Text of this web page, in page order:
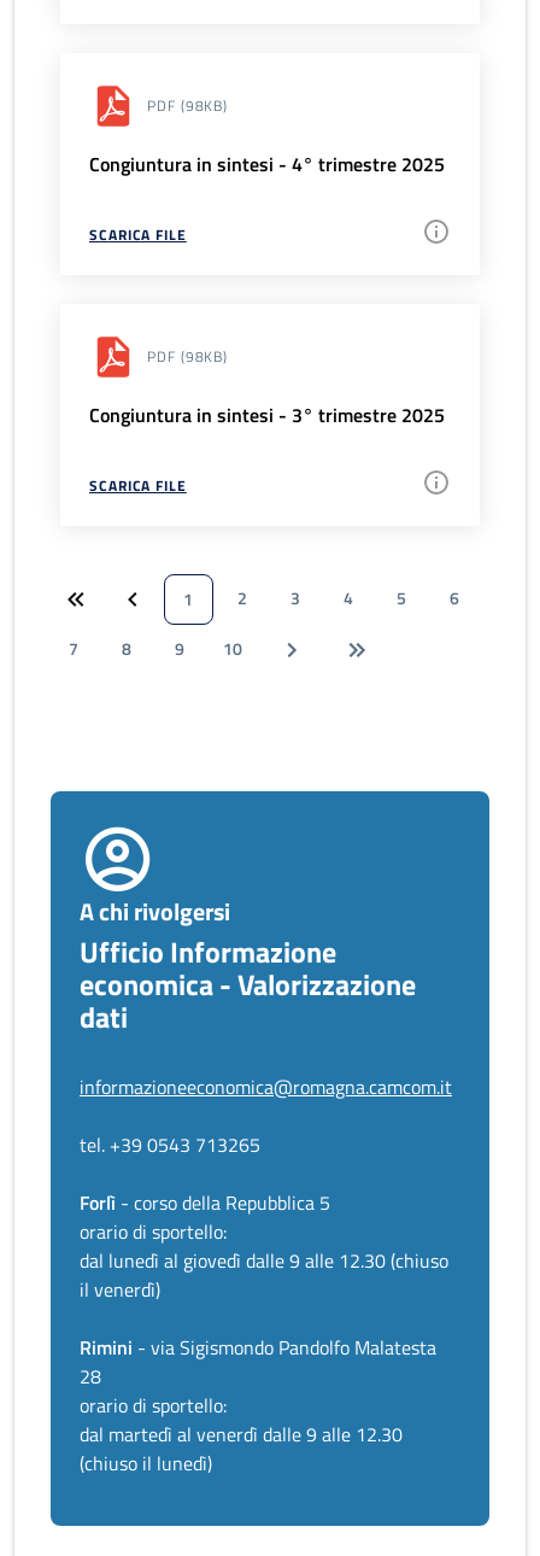
PDF (98KB)
Congiuntura in sintesi - 4° trimestre 2025
SCARICA FILE
PDF (98KB)
Congiuntura in sintesi - 3° trimestre 2025
SCARICA FILE
1 2 3 4 5
6
7
8 9 10
A chi rivolgersi
Ufficio Informazione
economica - Valorizzazione
dati
informazioneeconomica@romagna.camcom.it
tel. +39 0543 713265
Forlì - corso della Repubblica 5
orario di sportello:
dal lunedì al giovedì dalle 9 alle 12.30 (chiuso
il venerdì)
Rimini - via Sigismondo Pandolfo Malatesta
28
orario di sportello:
dal martedì al venerdì dalle 9 alle 12.30
(chiuso il lunedì)